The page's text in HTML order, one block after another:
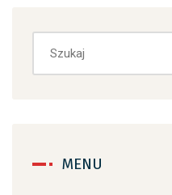
MENU